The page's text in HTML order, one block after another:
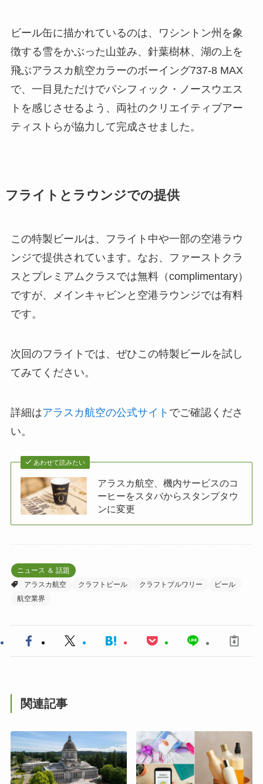
ビール缶に描かれているのは、ワシントン州を象
徴する雪をかぶった山並み、針葉樹林、湖の上を
飛ぶアラスカ航空カラーのボーイング737-8 MAX
で、一目見ただけでパシフィック・ノースウエス
トを感じさせるよう、両社のクリエイティブアー
ティストらが協力して完成させました。
フライトとラウンジでの提供
この特製ビールは、フライト中や一部の空港ラウ
ンジで提供されています。なお、ファーストクラ
スとプレミアムクラスでは無料（complimentary）
ですが、メインキャビンと空港ラウンジでは有料
です。
次回のフライトでは、ぜひこの特製ビールを試し
てみてください。
詳細はアラスカ航空の公式サイト でご確認くださ
い。
あわせて読みたい
アラスカ航空、機内サービスのコ
ーヒーをスタバからスタンプタウ
ンに変更
ニュース ＆ 話題
アラスカ航空
クラフトビール クラフトブルワリー
ビール
航空業界
関連記事